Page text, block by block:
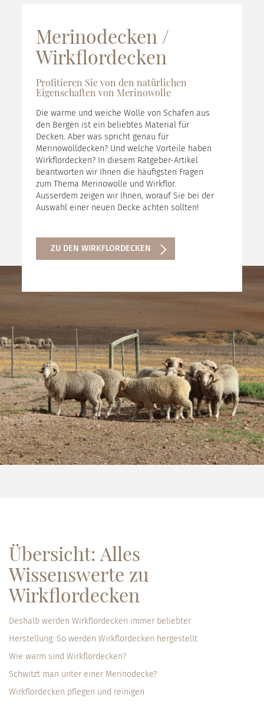
Merinodecken /
Wirkflordecken
Profitieren Sie von den natürlichen
Eigenschaften von Merinowolle
Die warme und weiche Wolle von Schafen aus
den Bergen ist ein beliebtes Material für
Decken. Aber was spricht genau für
Merinowolldecken? Und welche Vorteile haben
Wirkflordecken? In diesem Ratgeber-Artikel
beantworten wir Ihnen die häufigsten Fragen
zum Thema Merinowolle und Wirkflor.
Ausserdem zeigen wir Ihnen, worauf Sie bei der
Auswahl einer neuen Decke achten sollten!
ZU DEN WIRKFLORDECKEN
Übersicht: Alles
Wissenswerte zu
Wirkflordecken
Deshalb werden Wirkflordecken immer beliebter
Herstellung: So werden Wirkflordecken hergestellt
Wie warm sind Wirkflordecken?
Schwitzt man unter einer Merinodecke?
Wirkflordecken pflegen und reinigen